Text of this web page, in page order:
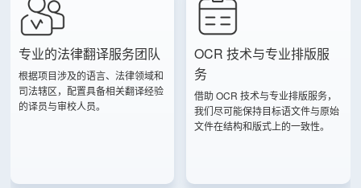
专业的法律翻译服务团队
根据项目涉及的语言、法律领域和
司法辖区，配置具备相关翻译经验
的译员与审校人员。
OCR 技术与专业排版服
务
借助 OCR 技术与专业排版服务，
我们尽可能保持目标语文件与原始
文件在结构和版式上的一致性。